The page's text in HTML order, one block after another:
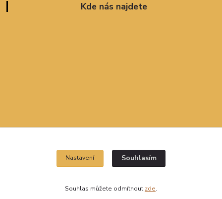
Kde nás najdete
Nastavení Souhlasím
Souhlas můžete odmítnout zde.